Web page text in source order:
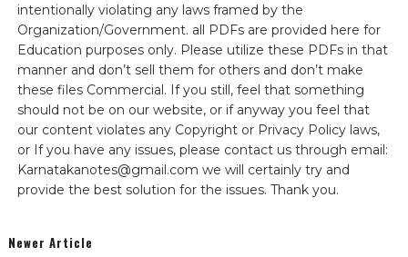
intentionally violating any laws framed by the
Organization/Government. all PDFs are provided here for
Education purposes only. Please utilize these PDFs in that
manner and don’t sell them for others and don’t make
these files Commercial. If you still, feel that something
should not be on our website, or if anyway you feel that
our content violates any Copyright or Privacy Policy laws,
or If you have any issues, please contact us through email:
Karnatakanotes@gmail.com we will certainly try and
provide the best solution for the issues. Thank you.
Newer Article